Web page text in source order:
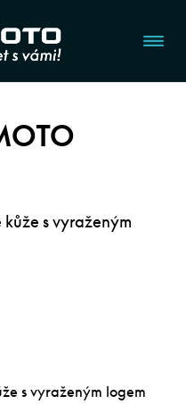
s vyraženým
s vyraženým logem